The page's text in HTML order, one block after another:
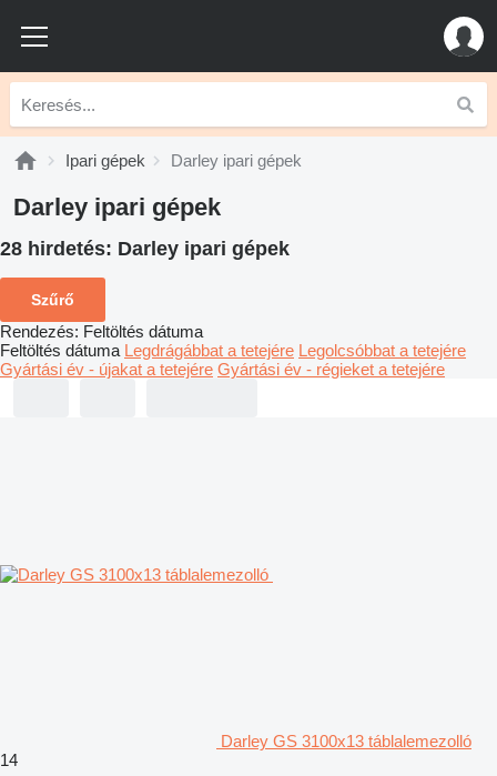
Ipari gépek Darley ipari gépek
Darley ipari gépek
28 hirdetés: Darley ipari gépek
Szűrő
Rendezés: Feltöltés dátuma
Feltöltés dátuma Legdrágábbat a tetejére Legolcsóbbat a tetejére
Gyártási év - újakat a tetejére Gyártási év - régieket a tetejére
Darley GS 3100x13 táblalemezolló
14